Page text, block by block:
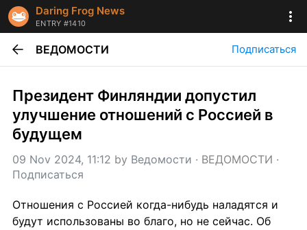
Daring Frog News
ENTRY #1410
ВЕДОМОСТИ Подписаться
Президент Финляндии допустил
улучшение отношений с Россией в
будущем
09 Nov 2024, 11:12 by Ведомости · ВЕДОМОСТИ
Подписаться
Отношения с Россией когда-нибудь наладятся и
будут использованы во благо, но не сейчас. Об